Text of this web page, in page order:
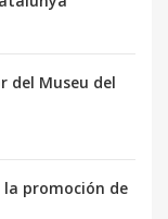
del Museu del
la promoción de